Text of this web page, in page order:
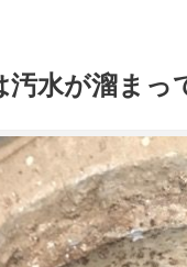
水が溜まっ